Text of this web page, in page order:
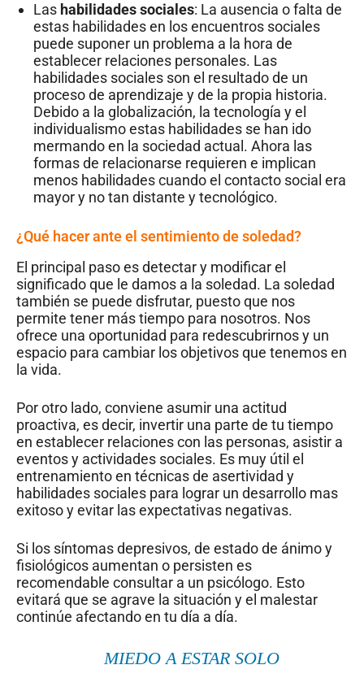
Las habilidades sociales: La ausencia o falta de
estas habilidades en los encuentros sociales
puede suponer un problema a la hora de
establecer relaciones personales. Las
habilidades sociales son el resultado de un
proceso de aprendizaje y de la propia historia.
Debido a la globalización, la tecnología y el
individualismo estas habilidades se han ido
mermando en la sociedad actual. Ahora las
formas de relacionarse requieren e implican
menos habilidades cuando el contacto social era
mayor y no tan distante y tecnológico.
¿Qué hacer ante el sentimiento de soledad?
El principal paso es detectar y modificar el
significado que le damos a la soledad. La soledad
también se puede disfrutar, puesto que nos
permite tener más tiempo para nosotros. Nos
ofrece una oportunidad para redescubrirnos y un
espacio para cambiar los objetivos que tenemos en
la vida.
Por otro lado, conviene asumir una actitud
proactiva, es decir, invertir una parte de tu tiempo
en establecer relaciones con las personas, asistir a
eventos y actividades sociales. Es muy útil el
entrenamiento en técnicas de asertividad y
habilidades sociales para lograr un desarrollo mas
exitoso y evitar las expectativas negativas.
Si los síntomas depresivos, de estado de ánimo y
fisiológicos aumentan o persisten es
recomendable consultar a un psicólogo. Esto
evitará que se agrave la situación y el malestar
continúe afectando en tu día a día.
MIEDO A ESTAR SOLO